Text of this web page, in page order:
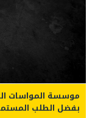
موسسة المواسات
بفضل الطلب